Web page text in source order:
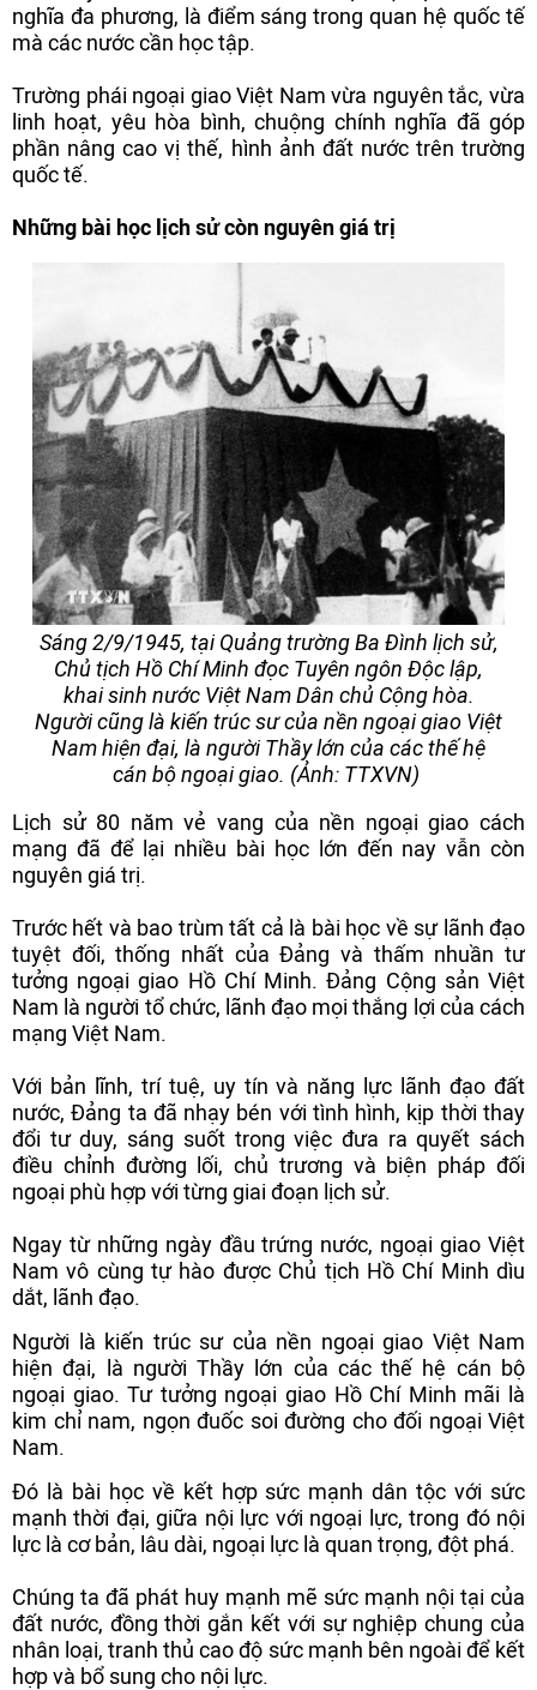
nghĩa đa phương, là điểm sáng trong quan hệ quốc tế
mà các nước cần học tập.
Trường phái ngoại giao Việt Nam vừa nguyên tắc, vừa
linh hoạt, yêu hòa bình, chuộng chính nghĩa đã góp
phần nâng cao vị thế, hình ảnh đất nước trên trường
quốc tế.
Những bài học lịch sử còn nguyên giá trị
Sáng 2/9/1945, tại Quảng trường Ba Đình lịch sử,
Chủ tịch Hồ Chí Minh đọc Tuyên ngôn Độc lập,
khai sinh nước Việt Nam Dân chủ Cộng hòa.
Người cũng là kiến trúc sư của nền ngoại giao Việt
Nam hiện đại, là người Thầy lớn của các thế hệ
cán bộ ngoại giao. (Ảnh: TTXVN)
Lịch sử 80 năm vẻ vang của nền ngoại giao cách
mạng đã để lại nhiều bài học lớn đến nay vẫn còn
nguyên giá trị.
Trước hết và bao trùm tất cả là bài học về sự lãnh đạo
tuyệt đối, thống nhất của Đảng và thấm nhuần tư
tưởng ngoại giao Hồ Chí Minh. Đảng Cộng sản Việt
Nam là người tổ chức, lãnh đạo mọi thắng lợi của cách
mạng Việt Nam.
Với bản lĩnh, trí tuệ, uy tín và năng lực lãnh đạo đất
nước, Đảng ta đã nhạy bén với tình hình, kịp thời thay
đổi tư duy, sáng suốt trong việc đưa ra quyết sách
điều chỉnh đường lối, chủ trương và biện pháp đối
ngoại phù hợp với từng giai đoạn lịch sử.
Ngay từ những ngày đầu trứng nước, ngoại giao Việt
Nam vô cùng tự hào được Chủ tịch Hồ Chí Minh dìu
dắt, lãnh đạo.
Người là kiến trúc sư của nền ngoại giao Việt Nam
hiện đại, là người Thầy lớn của các thế hệ cán bộ
ngoại giao. Tư tưởng ngoại giao Hồ Chí Minh mãi là
kim chỉ nam, ngọn đuốc soi đường cho đối ngoại Việt
Nam.
Đó là bài học về kết hợp sức mạnh dân tộc với sức
mạnh thời đại, giữa nội lực với ngoại lực, trong đó nội
lực là cơ bản, lâu dài, ngoại lực là quan trọng, đột phá.
Chúng ta đã phát huy mạnh mẽ sức mạnh nội tại của
đất nước, đồng thời gắn kết với sự nghiệp chung của
nhân loại, tranh thủ cao độ sức mạnh bên ngoài để kết
hợp và bổ sung cho nội lực.